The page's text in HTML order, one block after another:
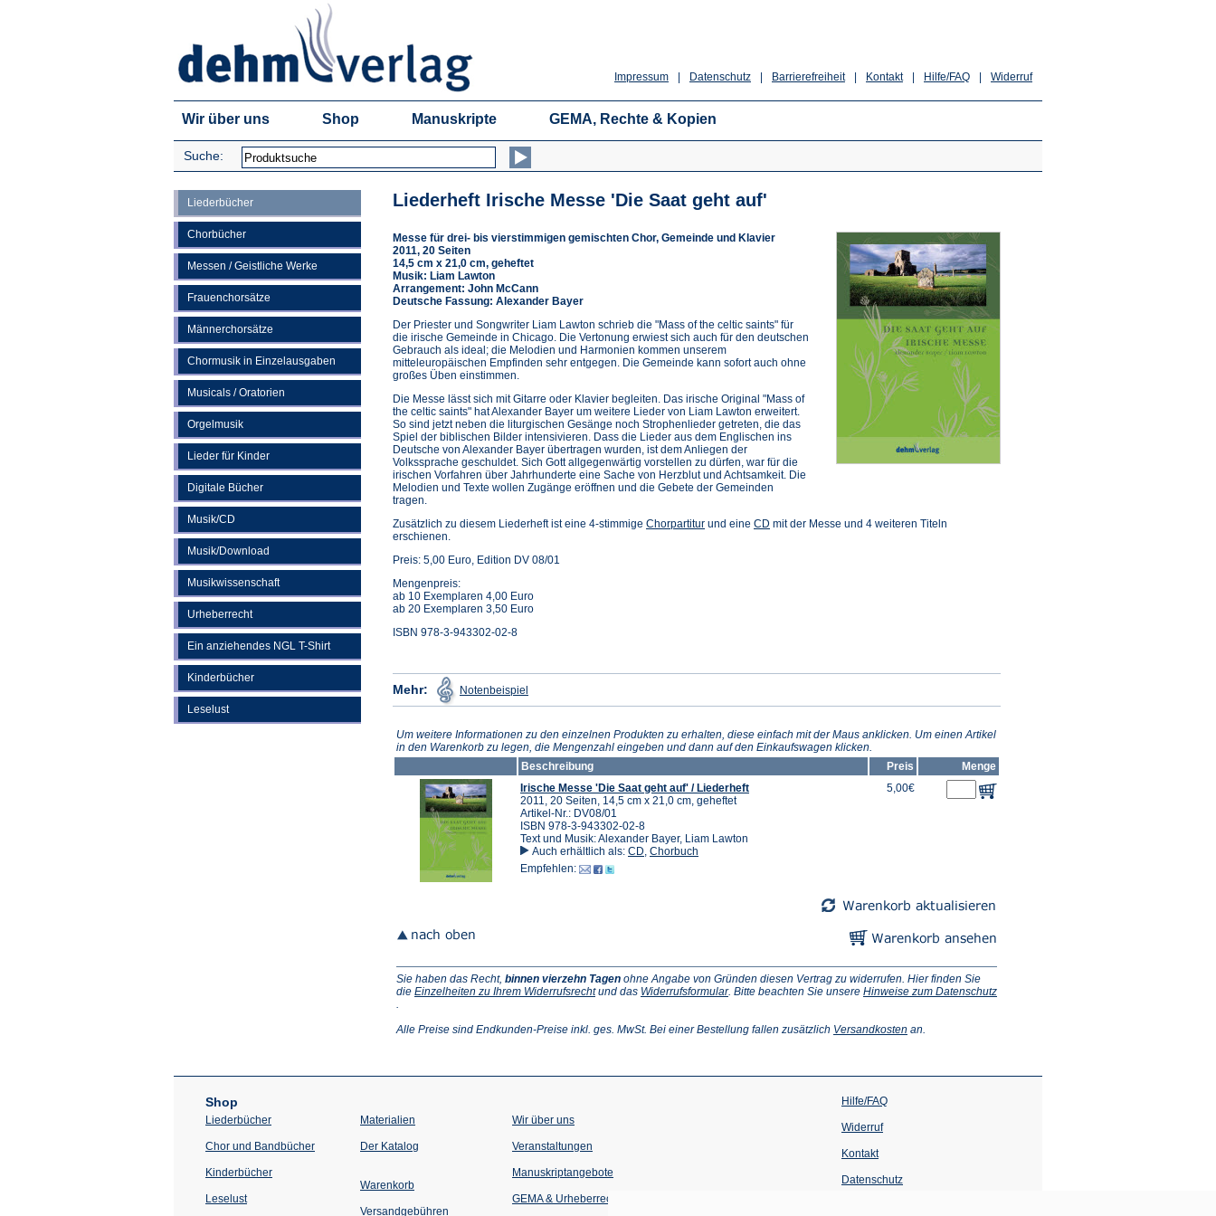
Widerruf
Hilfe/FAQ
Kontakt
Barrierefreiheit
Datenschutz
Impressum
Wir über uns Shop Manuskripte GEMA, Rechte & Kopien
Suche:
Liederbücher
Chorbücher
Messen / Geistliche Werke
Frauenchorsätze
Männerchorsätze
Chormusik in Einzelausgaben
Musicals / Oratorien
Orgelmusik
Lieder für Kinder
Digitale Bücher
Musik/CD
Musik/Download
Musikwissenschaft
Urheberrecht
Ein anziehendes NGL T-Shirt
Kinderbücher
Leselust
Liederheft Irische Messe 'Die Saat geht auf'
Messe für drei- bis vierstimmigen gemischten Chor, Gemeinde und Klavier
2011, 20 Seiten
14,5 cm x 21,0 cm, geheftet
Musik: Liam Lawton
Arrangement: John McCann
Deutsche Fassung: Alexander Bayer
Der Priester und Songwriter Liam Lawton schrieb die "Mass of the celtic saints" für
die irische Gemeinde in Chicago. Die Vertonung erwiest sich auch für den deutschen
Gebrauch als ideal; die Melodien und Harmonien kommen unserem
mitteleuropäischen Empfinden sehr entgegen. Die Gemeinde kann sofort auch ohne
großes Üben einstimmen.
Die Messe lässt sich mit Gitarre oder Klavier begleiten. Das irische Original "Mass of
the celtic saints" hat Alexander Bayer um weitere Lieder von Liam Lawton erweitert.
So sind jetzt neben die liturgischen Gesänge noch Strophenlieder getreten, die das
Spiel der biblischen Bilder intensivieren. Dass die Lieder aus dem Englischen ins
Deutsche von Alexander Bayer übertragen wurden, ist dem Anliegen der
Volkssprache geschuldet. Sich Gott allgegenwärtig vorstellen zu dürfen, war für die
irischen Vorfahren über Jahrhunderte eine Sache von Herzblut und Achtsamkeit. Die
Melodien und Texte wollen Zugänge eröffnen und die Gebete der Gemeinden
tragen.
Zusätzlich zu diesem Liederheft ist eine 4-stimmige Chorpartitur und eine CD mit der Messe und 4 weiteren Titeln
erschienen.
Preis: 5,00 Euro, Edition DV 08/01
Mengenpreis:
ab 10 Exemplaren 4,00 Euro
ab 20 Exemplaren 3,50 Euro
ISBN 978-3-943302-02-8
Mehr: Notenbeispiel in
einem
Tab)
Um weitere Informationen zu den einzelnen Produkten zu erhalten, diese einfach mit der Maus anklicken. Um einen Artikel
in den Warenkorb zu legen, die Mengenzahl eingeben und dann auf den Einkaufswagen klicken.
Beschreibung
Preis
Menge
Irische Messe 'Die Saat geht auf' / Liederheft
2011, 20 Seiten, 14,5 cm x 21,0 cm, geheftet
Artikel-Nr.: DV08/01
ISBN 978-3-943302-02-8
Text und Musik: Alexander Bayer, Liam Lawton
Auch erhältlich als: CD, Chorbuch
Empfehlen:
5,00€
Sie haben das Recht, binnen vierzehn Tagen ohne Angabe von Gründen diesen Vertrag zu widerrufen. Hier finden Sie
die Einzelheiten zu Ihrem Widerrufsrecht(Öffnet
neuen
und das Widerrufsformular(Öffnet
neuen
. Bitte beachten Sie unsere Hinweise zum Datenschutz
einem
.
Alle Preise sind Endkunden-Preise inkl. ges. MwSt. Bei einer Bestellung fallen zusätzlich Versandkosten (Öffnet
Tab)
an.
Shop
Liederbücher
Chor und Bandbücher
Kinderbücher
Leselust
Materialien
Der Katalog
Warenkorb
Versandgebühren
Wir über uns
Veranstaltungen
einem
Tab)
Manuskriptangebote
GEMA & Urheberrecht
Hilfe/FAQ
Widerruf
Kontakt
Datenschutz